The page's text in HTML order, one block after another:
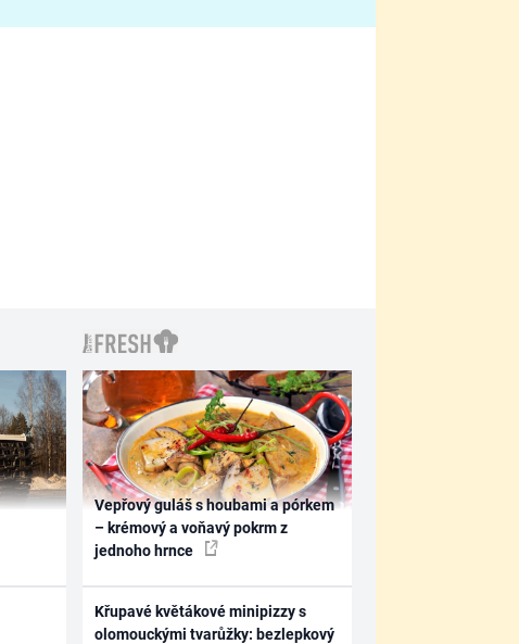
Vepřový guláš s houbami a pórkem
– krémový a voňavý pokrm z
jednoho hrnce
Křupavé květákové minipizzy s
olomouckými tvarůžky: bezlepkový